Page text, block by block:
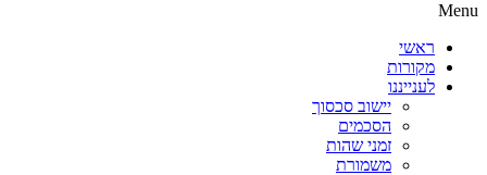
Menu
ראשי
מקורות
לענייננו
יישוב סכסוך
הסכמים
זמני שהות
משמורת